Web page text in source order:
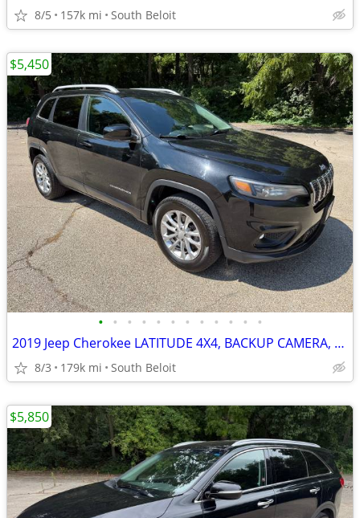
8/5 157k mi South Beloit
• • • • • • • • • • • •
2019 Jeep Cherokee LATITUDE 4X4, BACKUP CAMERA, COLD AC, BLUETOOTH
8/3 179k mi South Beloit
$5,450
$5,850